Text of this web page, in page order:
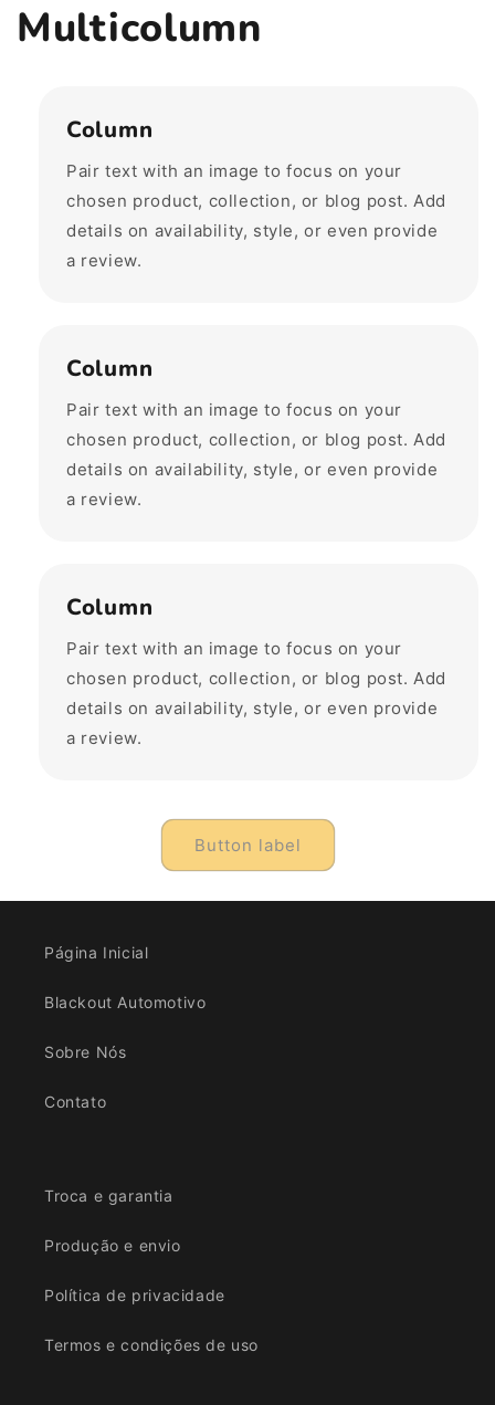
Multicolumn
Column
Pair text with an image to focus on your
chosen product, collection, or blog post. Add
details on availability, style, or even provide
a review.
Column
Pair text with an image to focus on your
chosen product, collection, or blog post. Add
details on availability, style, or even provide
a review.
Column
Pair text with an image to focus on your
chosen product, collection, or blog post. Add
details on availability, style, or even provide
a review.
Button label
Página Inicial
Blackout Automotivo
Sobre Nós
Contato
Troca e garantia
Produção e envio
Política de privacidade
Termos e condições de uso